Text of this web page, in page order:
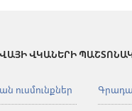
ՎԿԱՆԵՐԻ
ուսմունքներ